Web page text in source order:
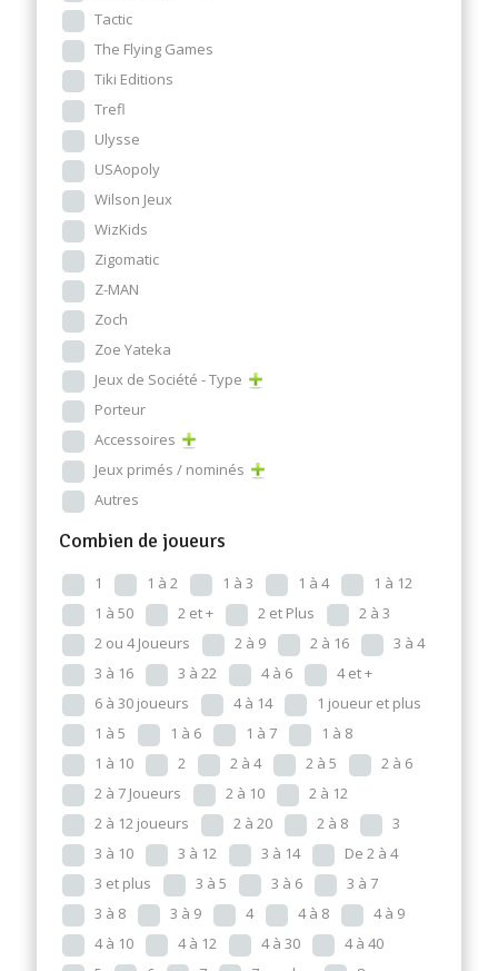
Tactic
The Flying Games
Tiki Editions
Trefl
Ulysse
USAopoly
Wilson Jeux
WizKids
Zigomatic
Z-MAN
Zoch
Zoe Yateka
Jeux de Société - Type
Porteur
Accessoires
Jeux primés / nominés
Autres
Combien de joueurs
1 1 à 2 1 à 3 1 à 4
1 à 12
1 à 50
2 et + 2 et Plus
2 à 3
2 ou 4 Joueurs
2 à 9 2 à 16
3 à 4
3 à 16
3 à 22 4 à 6
4 et +
6 à 30 joueurs
4 à 14
1 joueur et plus
1 à 5
1 à 6 1 à 7
1 à 8
1 à 10
2 2 à 4 2 à 5
2 à 6
2 à 7 Joueurs
2 à 10
2 à 12
2 à 12 joueurs
2 à 20 2 à 8
3
3 à 10
3 à 12 3 à 14
De 2 à 4
3 et plus
3 à 5 3 à 6
3 à 7
3 à 8
3 à 9 4 4 à 8
4 à 9
4 à 10
4 à 12 4 à 30
4 à 40